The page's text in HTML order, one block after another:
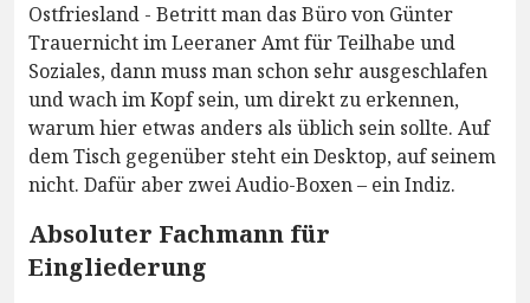
Ostfriesland - Betritt man das Büro von Günter
Trauernicht im Leeraner Amt für Teilhabe und
Soziales, dann muss man schon sehr ausgeschlafen
und wach im Kopf sein, um direkt zu erkennen,
warum hier etwas anders als üblich sein sollte. Auf
dem Tisch gegenüber steht ein Desktop, auf seinem
nicht. Dafür aber zwei Audio-Boxen – ein Indiz.
Absoluter Fachmann für
Eingliederung